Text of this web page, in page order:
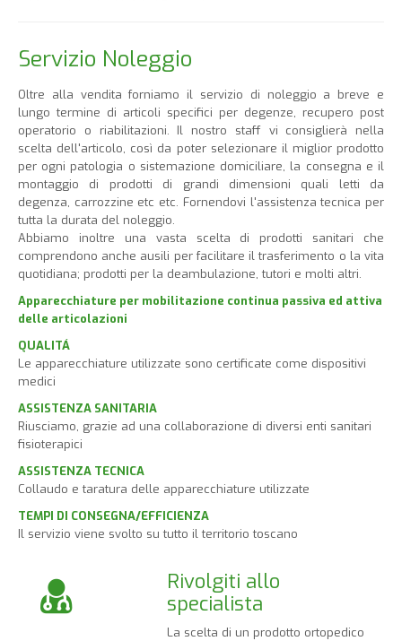
Servizio Noleggio
Oltre alla vendita forniamo il servizio di noleggio a breve e
lungo termine di articoli specifici per degenze, recupero post
operatorio o riabilitazioni. Il nostro staff vi consiglierà nella
scelta dell'articolo, così da poter selezionare il miglior prodotto
per ogni patologia o sistemazione domiciliare, la consegna e il
montaggio di prodotti di grandi dimensioni quali letti da
degenza, carrozzine etc etc. Fornendovi l'assistenza tecnica per
tutta la durata del noleggio.
Abbiamo inoltre una vasta scelta di prodotti sanitari che
comprendono anche ausili per facilitare il trasferimento o la vita
quotidiana; prodotti per la deambulazione, tutori e molti altri.
Apparecchiature per mobilitazione continua passiva ed attiva
delle articolazioni
QUALITÁ
Le apparecchiature utilizzate sono certificate come dispositivi
medici
ASSISTENZA SANITARIA
Riusciamo, grazie ad una collaborazione di diversi enti sanitari
fisioterapici
ASSISTENZA TECNICA
Collaudo e taratura delle apparecchiature utilizzate
TEMPI DI CONSEGNA/EFFICIENZA
Il servizio viene svolto su tutto il territorio toscano
Rivolgiti allo
specialista
La scelta di un prodotto ortopedico